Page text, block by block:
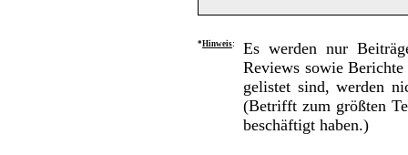
*Hinweis:
Es werden nur
Reviews sowie
gelistet sind, werden
(Betrifft zum größten
beschäftigt haben.)